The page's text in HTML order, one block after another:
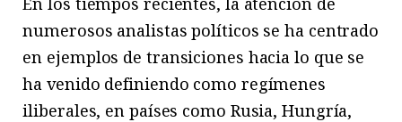
numerosos analistas políticos se ha centrado
en ejemplos de transiciones hacia lo que se
ha venido definiendo como regímenes
iliberales, en países como Rusia, Hungría,